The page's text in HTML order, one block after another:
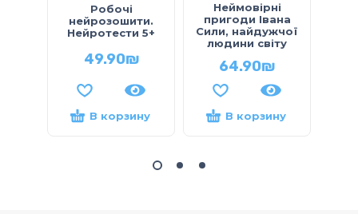
Робочі
нейрозошити.
Нейротести 5+
49.90₪
В корзину
Неймовірні
пригоди Івана
Сили, найдужчої
людини світу
64.90₪
В корзину